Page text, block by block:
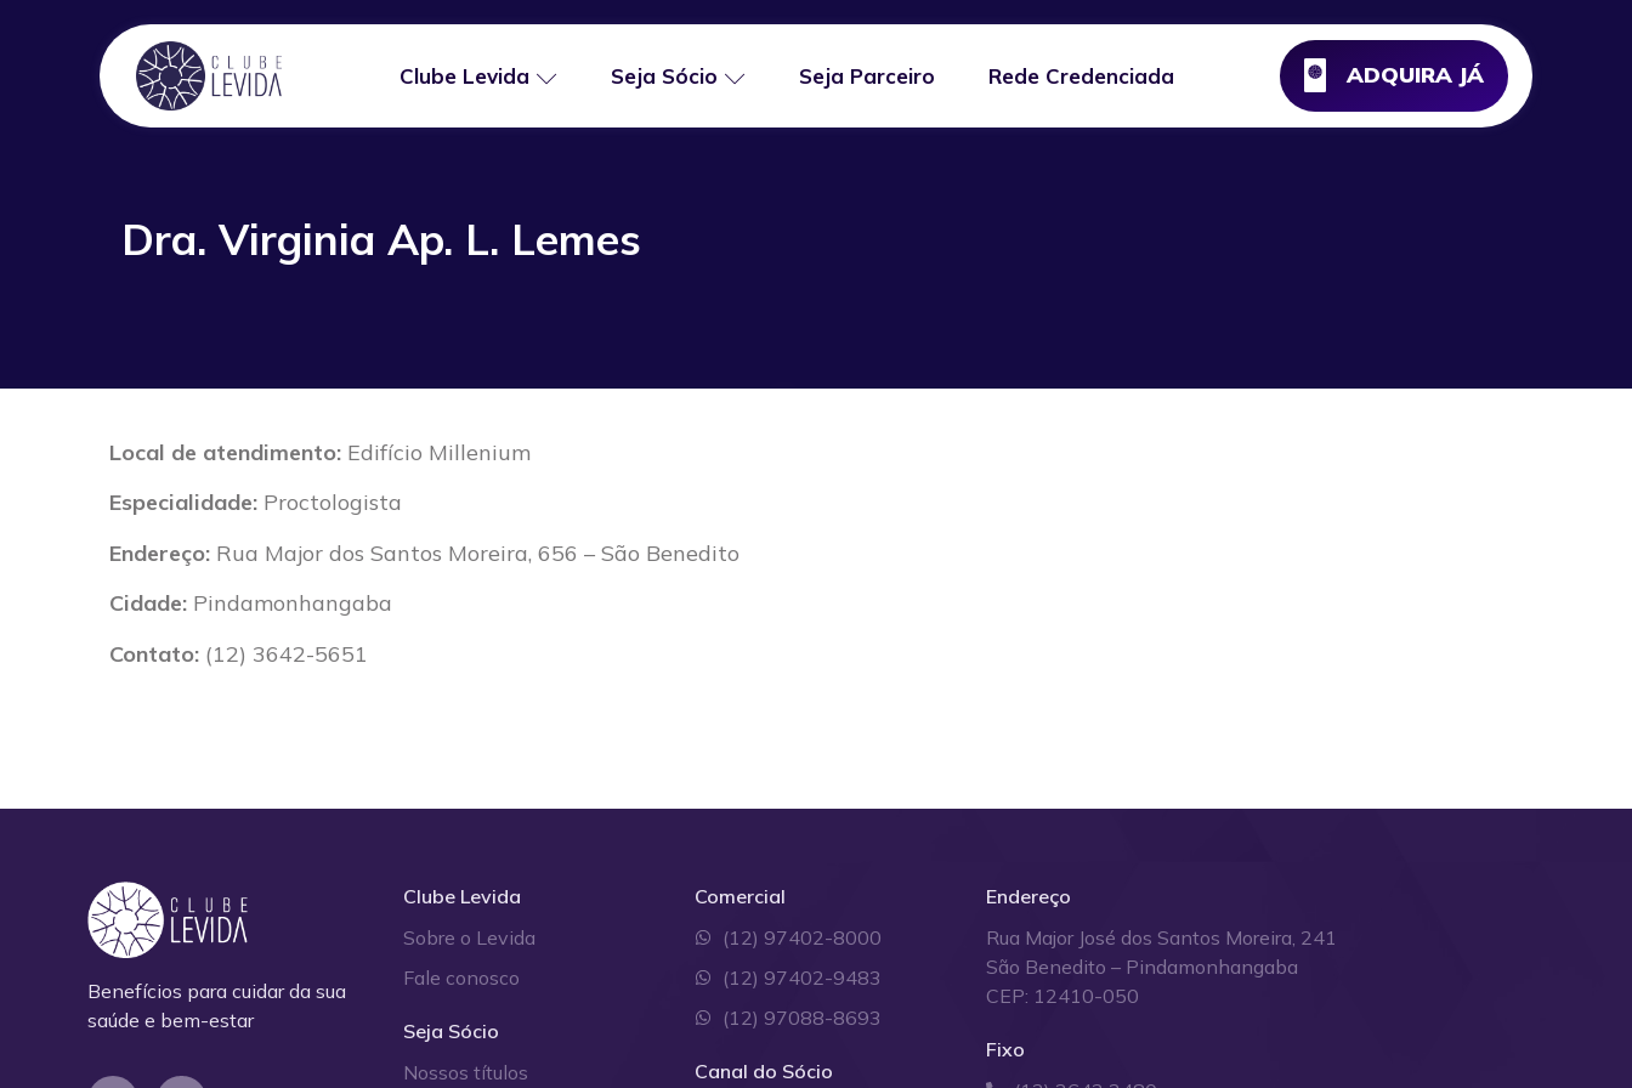
Clube Levida Seja Sócio Seja Parceiro Rede Credenciada ADQUIRA JÁ
Dra. Virginia Ap. L. Lemes
Local de atendimento: Edifício Millenium
Especialidade: Proctologista
Endereço: Rua Major dos Santos Moreira, 656 – São Benedito
Cidade: Pindamonhangaba
Contato: (12) 3642-5651
Benefícios para cuidar da sua
saúde e bem-estar
Clube Levida
Sobre o Levida
Fale conosco
Seja Sócio
Nossos títulos
Comercial
(12) 97402-8000
(12) 97402-9483
(12) 97088-8693
Canal do Sócio
Endereço
Rua Major José dos Santos Moreira, 241
São Benedito – Pindamonhangaba
CEP: 12410-050
Fixo